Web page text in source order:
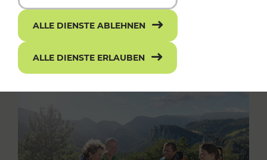
ALLE DIENSTE ABLEHNEN
ALLE DIENSTE ERLAUBEN